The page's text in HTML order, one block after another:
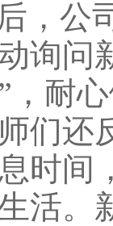
，公
询问
，耐
们还
时间
活。